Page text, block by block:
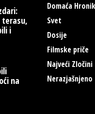
terasu,
i
na
Domaća
Svet
Dosije
Filmske priče
Najveći Zločini
Nerazjašnjeno